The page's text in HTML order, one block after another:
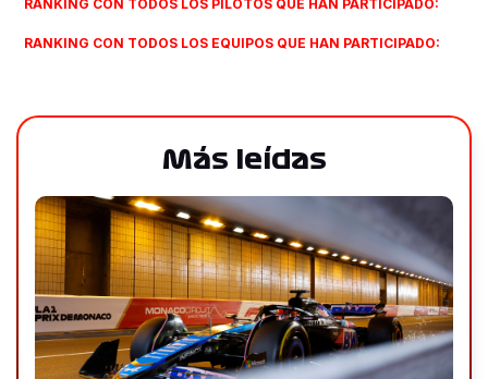
RANKING CON TODOS LOS PILOTOS QUE HAN PARTICIPADO:
RANKING CON TODOS LOS EQUIPOS QUE HAN PARTICIPADO:
Más leídas